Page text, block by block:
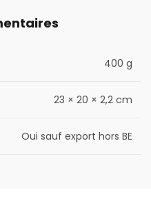
400 g
23 × 20 × 2,2 cm
Oui sauf export hors BE